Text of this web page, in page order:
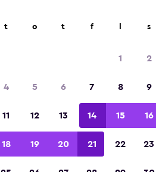
t o t f s
1 2
4 5 6 7 8 9
11 12 13 14 15 16
18 19 20 21 22 23